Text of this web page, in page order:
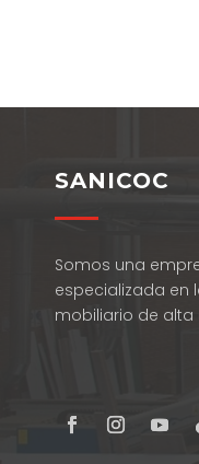
SANICOC
Somos una
especializada en
mobiliario de alta